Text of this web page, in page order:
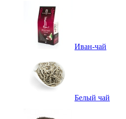
Иван-чай
Белый чай